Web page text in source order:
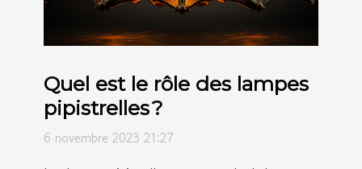
Quel est le rôle des lampes
pipistrelles ?
6 novembre 2023 21:27